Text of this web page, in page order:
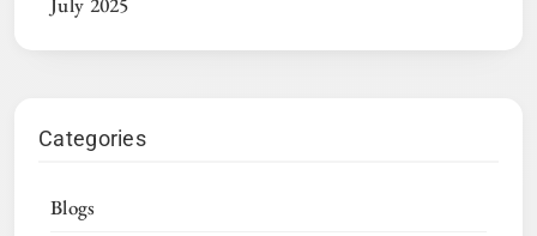
Categories
Blogs